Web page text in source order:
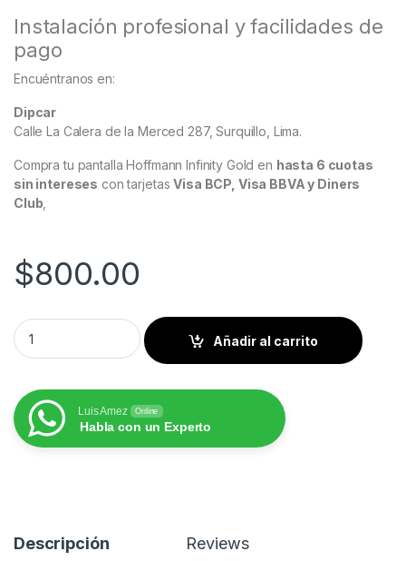
Instalación profesional y facilidades de
pago
Encuéntranos en:
Dipcar
Calle La Calera de la Merced 287, Surquillo, Lima.
Compra tu pantalla Hoffmann Infinity Gold en hasta 6 cuotas
sin intereses con tarjetasVisa BCP, Visa BBVA y Diners
Club
$800.00
Jeep Liberty 2008 al 2012 Pantalla Hoffmann Infinity Gold
Añadir al carrito
Luis Amez Online
Habla con un Experto
Descripción Reviews